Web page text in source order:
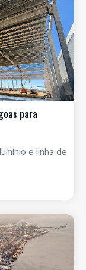
para
e linha de